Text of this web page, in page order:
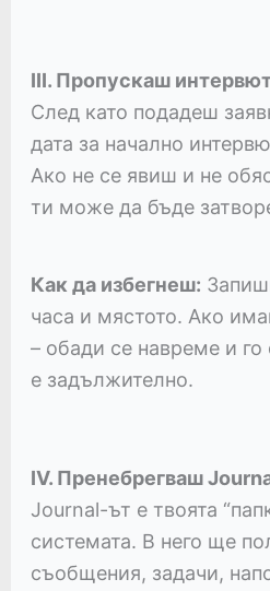
III. Пропускаш
След като подадеш
дата за начално
Ако не се явиш и не
ти може да бъде
Как да избегнеш:
часа и мястото. Ако
– обади се навреме и
е задължително.
IV. Пренебрегваш
Journal-ът е твоята
системата. В него ще
съобщения, задачи,